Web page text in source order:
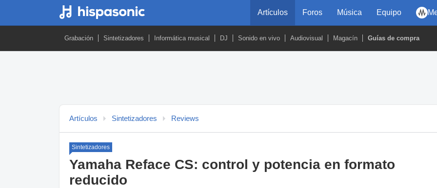
Artículos Foros Música Equipo
Grabación Sintetizadores Informática musical DJ Sonido en vivo Audiovisual Magacín Guías de compra
Artículos Sintetizadores Reviews
Sintetizadores
Yamaha Reface CS: control y potencia en formato
reducido